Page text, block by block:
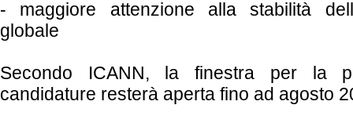
- maggiore attenzione alla stabilità
globale
Secondo ICANN, la finestra per la
candidature resterà aperta fino ad agosto